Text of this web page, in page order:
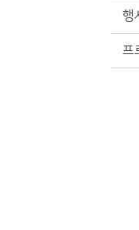
행
프